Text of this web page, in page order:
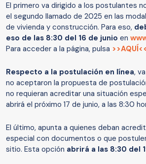
El primero va dirigido a los postulantes
el segundo llamado de 2025 en las
de vivienda y construcción. Para eso,
eso de las 8:30 del 16 de junio en
Para acceder a la página, pulsa >>AQUÍ<<
Respecto a la postulación en línea,
no aceptaron la propuesta de
no requieran acreditar una situación
abrirá el próximo 17 de junio, a las 8:30
El último, apunta a quienes deban
especial con documentos o que
sitio. Esta opción abrirá a las 8:30 del